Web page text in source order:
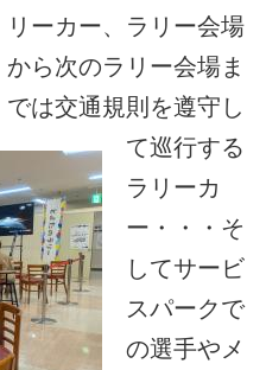
リーカー、ラリー会場
から次のラリー会場ま
では交通規則を遵守し
て巡行する
ラリーカ
ー・・・そ
してサービ
スパークで
の選手やメ